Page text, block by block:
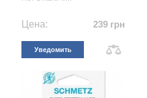
Цена: 239 грн
Уведомить